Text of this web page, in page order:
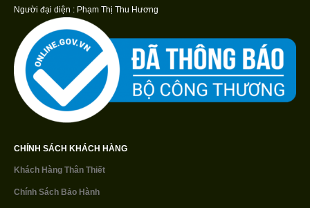
Người đại diện : Phạm Thị Thu Hương
CHÍNH SÁCH KHÁCH HÀNG
Khách Hàng Thân Thiết
Chính Sách Bảo Hành